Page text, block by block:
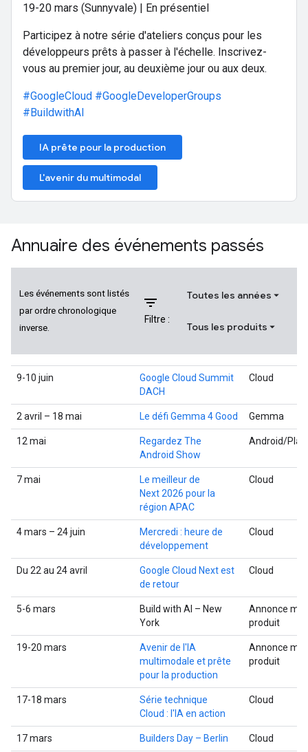
19-20 mars (Sunnyvale) | En présentiel
Participez à notre série d'ateliers conçus pour les
développeurs prêts à passer à l'échelle. Inscrivez-
vous au premier jour, au deuxième jour ou aux deux.
#GoogleCloud #GoogleDeveloperGroups
#BuildwithAI
IA prête pour la production
L'avenir du multimodal
Annuaire des événements passés
Les événements sont listés
par ordre chronologique
inverse.
filter_list
Filtre :
Toutes les années
Tous les produits
9-10 juin
Google Cloud Summit
DACH
Cloud
2 avril – 18 mai Le défi Gemma 4 Good Gemma
12 mai
Regardez The
Android Show
Android/Play
7 mai
Le meilleur de
Next 2026 pour la
région APAC
Cloud
4 mars – 24 juin
Mercredi : heure de
développement
Cloud
Du 22 au 24 avril
Google Cloud Next est
de retour
Cloud
5-6 mars
Build with AI – New
York
Annonce
produit
19-20 mars
Avenir de l'IA
multimodale et prête
pour la production
Annonce
produit
17-18 mars
Série technique
Cloud : l'IA en action
Cloud
17 mars Builders Day – Berlin Cloud